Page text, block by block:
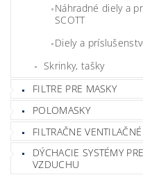
Náhradné diely a
SCOTT
Diely a
Skrinky, tašky
FILTRE PRE MASKY
POLOMASKY
FILTRAČNE
DÝCHACIE SYSTÉMY
VZDUCHU